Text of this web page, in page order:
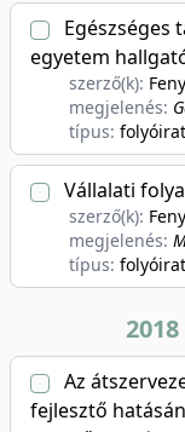
Egészséges
egyetem
szerző(k):
megjelenés:
típus:
Vállalati
szerző(k):
megjelenés:
típus:
2018
Az
fejlesztő